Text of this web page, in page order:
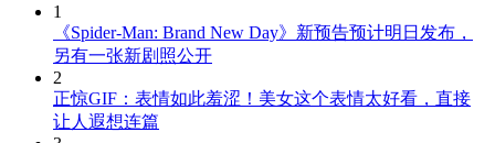
1
《Spider-Man: Brand New Day》新预告预计明日发布，
另有一张新剧照公开
2
正惊GIF：表情如此羞涩！美女这个表情太好看，直接
让人遐想连篇